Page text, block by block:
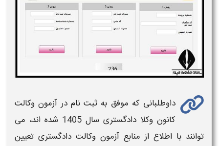
داوطلبانی که موفق به ثبت نام در آزمون وکالت
کانون وکلا دادگستری سال 1405
شده اند، می
توانند با اطلاع از منابع آزمون وکالت دادگستری تعیین